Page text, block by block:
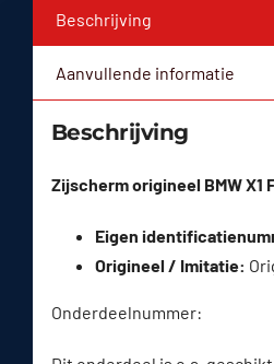
Beschrijving
Aanvullende informatie
Beschrijving
Zijscherm origineel BMW X1
Eigen
Origineel / Imitatie:
Onderdeelnummer: